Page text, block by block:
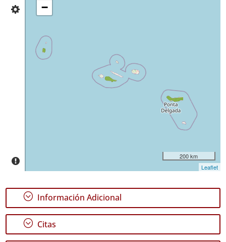
Flores
Pico
Rango
de
Fechas
−
200 km
Leaflet
; Información Adicional
; Citas